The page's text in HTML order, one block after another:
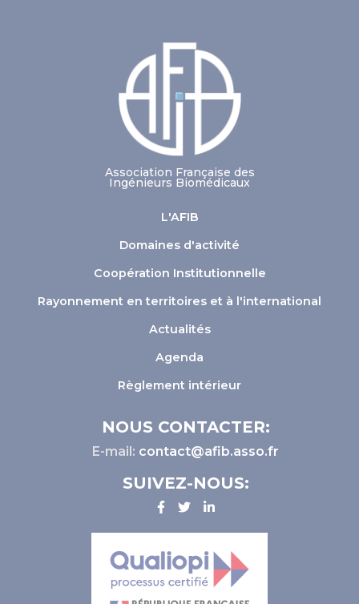
Association Française des
Ingénieurs Biomédicaux
L'AFIB
Domaines d'activité
Coopération Institutionnelle
Rayonnement en territoires et à l'international
Actualités
Agenda
Règlement intérieur
NOUS CONTACTER:
E-mail: contact@afib.asso.fr
SUIVEZ-NOUS: